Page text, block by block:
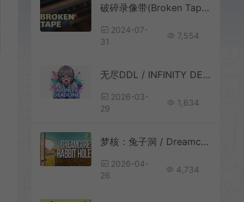
破碎录像带(Broken Tape)简中|PC|AVG|第一人称心理恐怖解谜游戏
2024-07-
31
7,554
无尽DDL / INFINITY DEADLINE 心理悬疑解谜游戏
2026-03-
29
1,634
梦核：兔子洞 / Dreamcore Rabbit Hole 步行探索冒险游戏
2026-04-
26
4,734